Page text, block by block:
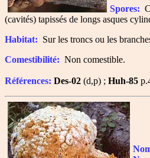
Spores:
(cavités) tapissés de longs asques
Habitat: Sur les troncs ou les
Comestibilité: Non comestible.
Références: Des-02 (d,p) ; Huh-85